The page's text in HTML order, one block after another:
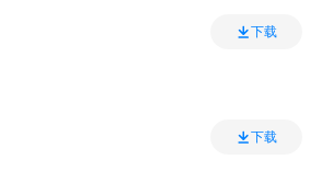
下载
下载